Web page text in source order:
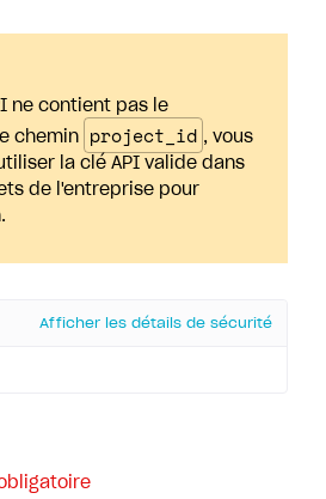
ne contient pas le
chemin
project_id , vous
la clé API valide dans
de l'entreprise pour
Afficher les détails de sécurité